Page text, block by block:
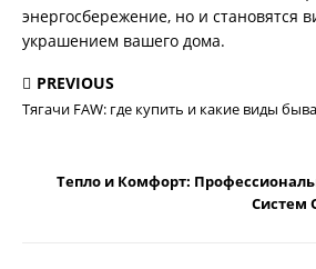
энергосбережение, но и становятся
украшением вашего дома.
PREVIOUS
Тягачи FAW: где купить и какие виды
Тепло и Комфорт:
Систем